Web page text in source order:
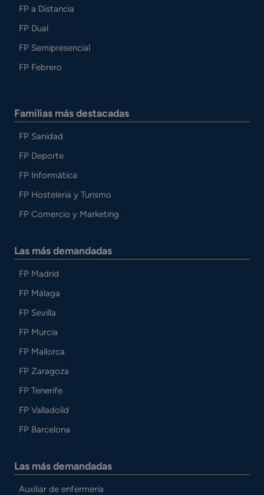
FP a Distancia
FP Dual
FP Semipresencial
FP Febrero
Familias más destacadas
FP Sanidad
FP Deporte
FP Informática
FP Hostelería y Turismo
FP Comercio y Marketing
Las más demandadas
FP Madrid
FP Málaga
FP Sevilla
FP Murcia
FP Mallorca
FP Zaragoza
FP Tenerife
FP Valladolid
FP Barcelona
Las más demandadas
Auxiliar de enfermería